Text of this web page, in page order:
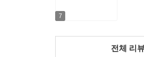
7
전체 리